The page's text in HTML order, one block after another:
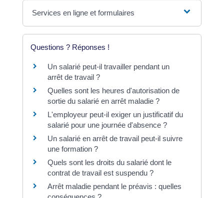
Services en ligne et formulaires
Questions ? Réponses !
Un salarié peut-il travailler pendant un
arrêt de travail ?
Quelles sont les heures d'autorisation de
sortie du salarié en arrêt maladie ?
L'employeur peut-il exiger un justificatif du
salarié pour une journée d'absence ?
Un salarié en arrêt de travail peut-il suivre
une formation ?
Quels sont les droits du salarié dont le
contrat de travail est suspendu ?
Arrêt maladie pendant le préavis : quelles